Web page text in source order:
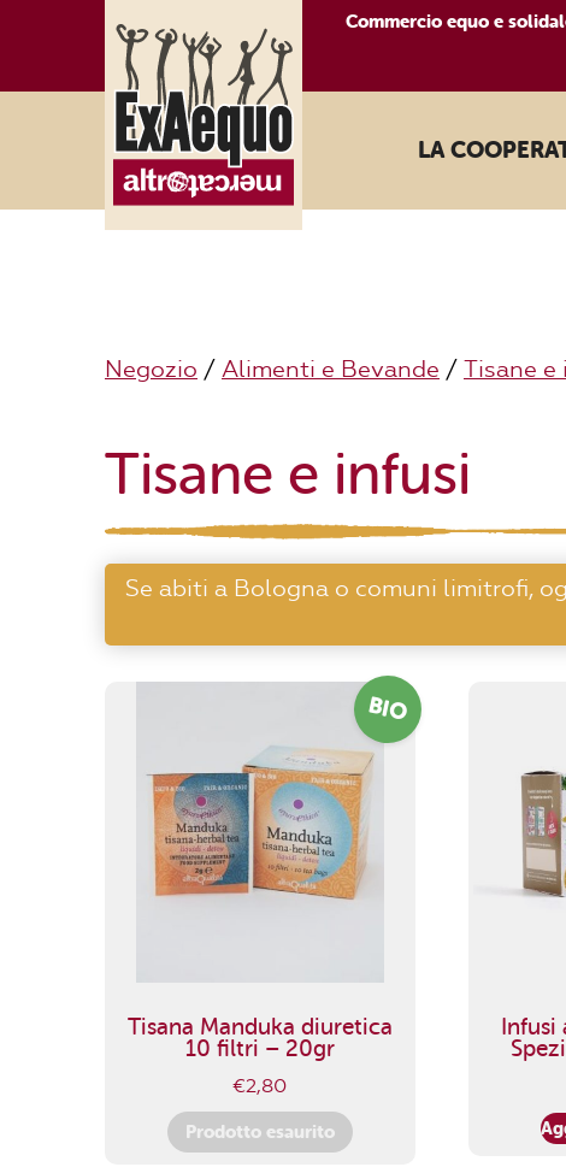
Commercio equo e
LA
Negozio / Alimenti e Bevande / Tisane e
Tisane e infusi
Se abiti a Bologna o comuni limitrofi,
BIO
Tisana Manduka diuretica
10 filtri – 20gr
€2,80
Prodotto esaurito
Infusi